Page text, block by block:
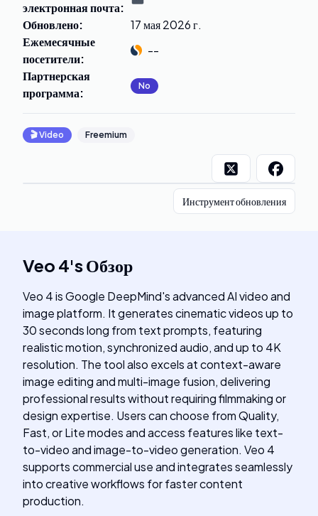
электронная почта:
Обновлено:
17 мая 2026 г.
Ежемесячные
посетители:
--
Партнерская
программа: No
🎬Video Freemium
Инструмент обновления
Veo 4'sОбзор
Veo 4 is Google DeepMind's advanced AI video and
image platform. It generates cinematic videos up to
30 seconds long from text prompts, featuring
realistic motion, synchronized audio, and up to 4K
resolution. The tool also excels at context-aware
image editing and multi-image fusion, delivering
professional results without requiring filmmaking or
design expertise. Users can choose from Quality,
Fast, or Lite modes and access features like text-
to-video and image-to-video generation. Veo 4
supports commercial use and integrates seamlessly
into creative workflows for faster content
production.